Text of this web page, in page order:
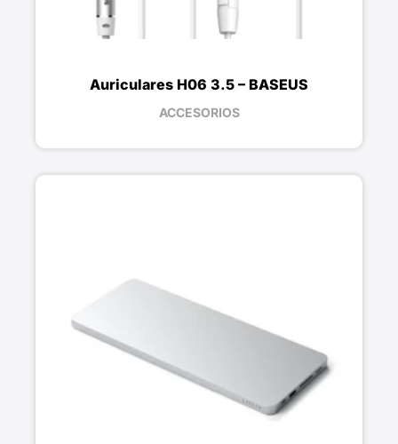
ACCESORIOS
Auriculares H06 3.5 – BASEUS